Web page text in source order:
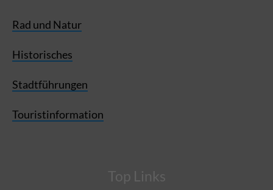
Rad und Natur
Historisches
Stadtführungen
Touristinformation
Top Links